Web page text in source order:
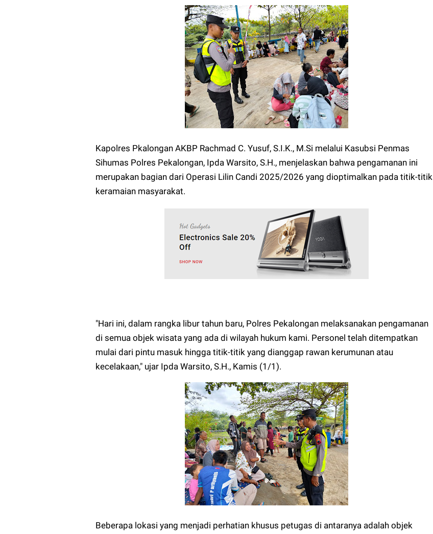
Kapolres Pkalongan AKBP Rachmad C. Yusuf, S.I.K., M.Si melalui Kasubsi Penmas
Sihumas Polres Pekalongan, Ipda Warsito, S.H., menjelaskan bahwa pengamanan ini
merupakan bagian dari Operasi Lilin Candi 2025/2026 yang dioptimalkan pada titik-titik
keramaian masyarakat.
"Hari ini, dalam rangka libur tahun baru, Polres Pekalongan melaksanakan pengamanan
di semua objek wisata yang ada di wilayah hukum kami. Personel telah ditempatkan
mulai dari pintu masuk hingga titik-titik yang dianggap rawan kerumunan atau
kecelakaan," ujar Ipda Warsito, S.H., Kamis (1/1).
Beberapa lokasi yang menjadi perhatian khusus petugas di antaranya adalah objek